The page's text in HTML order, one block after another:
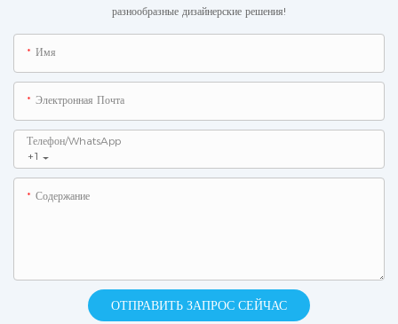
разнообразные дизайнерские решения!
Имя
Электронная Почта
+1
Телефон/WhatsApp
Содержание
ОТПРАВИТЬ ЗАПРОС СЕЙЧАС